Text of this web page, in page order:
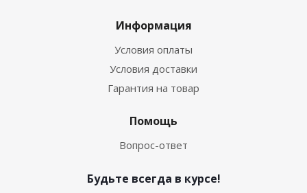
Информация
Условия оплаты
Условия доставки
Гарантия на товар
Помощь
Вопрос-ответ
Будьте всегда в курсе!